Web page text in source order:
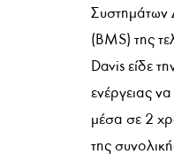
Συστημάτων
(BMS) της
Davis είδε
ενέργειας
μέσα σε 2
της